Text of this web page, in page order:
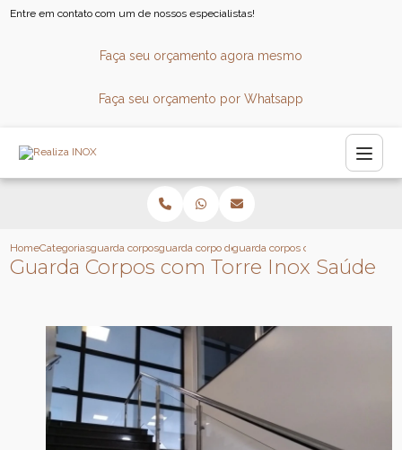
Entre em contato com um de nossos especialistas!
Faça seu orçamento agora mesmo
Faça seu orçamento por Whatsapp
HomeCategoriasguarda corposguarda corpo de vidro para escada
guarda corpos com torre inox
Guarda Corpos com Torre Inox Saúde